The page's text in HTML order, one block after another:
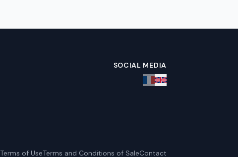
SOCIAL MEDIA
Terms of UseTerms and Conditions of SaleContact